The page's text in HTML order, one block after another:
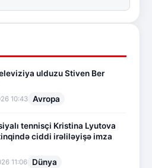
ulduzu Stiven Ber
10:43 Avropa
tennisçi Kristina Lyutova
ciddi irəliləyişə imza
11:06 Dünya